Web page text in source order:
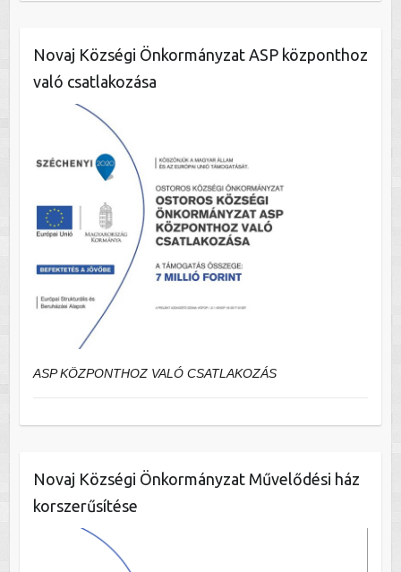
Novaj Községi Önkormányzat ASP központhoz
való csatlakozása
ASP KÖZPONTHOZ VALÓ CSATLAKOZÁS
Novaj Községi Önkormányzat Művelődési ház
korszerűsítése